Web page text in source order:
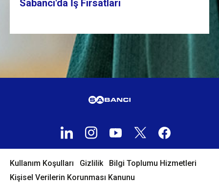
Sabancı'da İş Fırsatları
Kullanım Koşulları Gizlilik
Bilgi Toplumu Hizmetleri
Kişisel Verilerin Korunması Kanunu